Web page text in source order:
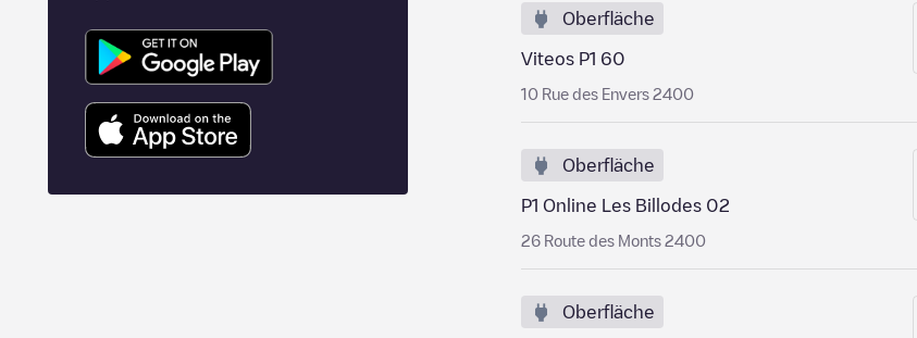
Oberfläche
Viteos P1 60
10 Rue des Envers 2400
Oberfläche
P1 Online Les Billodes 02
26 Route des Monts 2400
Oberfläche